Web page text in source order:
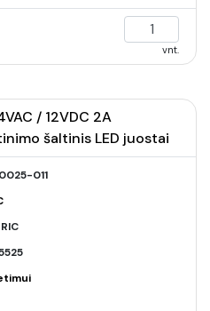
vnt.
/ 12VDC 2A
šaltinis LED juostai
011